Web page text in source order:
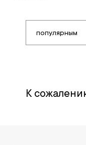
популярным
К